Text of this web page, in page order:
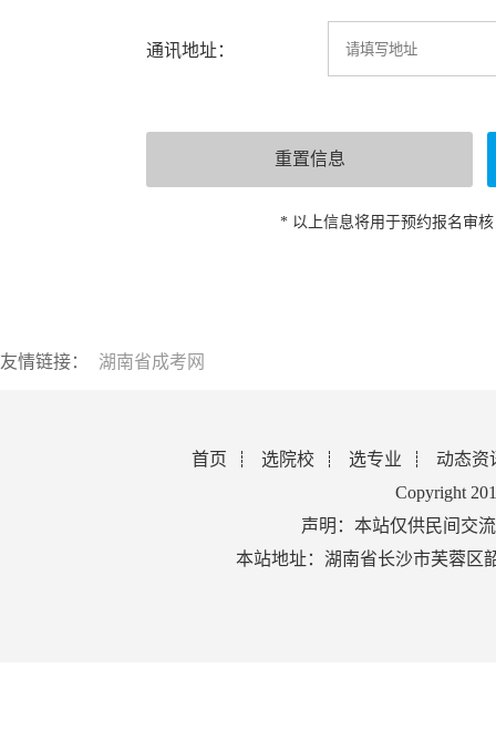
通讯地址：
* 以上信息将用于预约报名审
友情链接： 湖南省成考网
首页 选院校 选专业
动态资
Copyright
声明：本站仅供民间交
本站地址：湖南省长沙市芙蓉区